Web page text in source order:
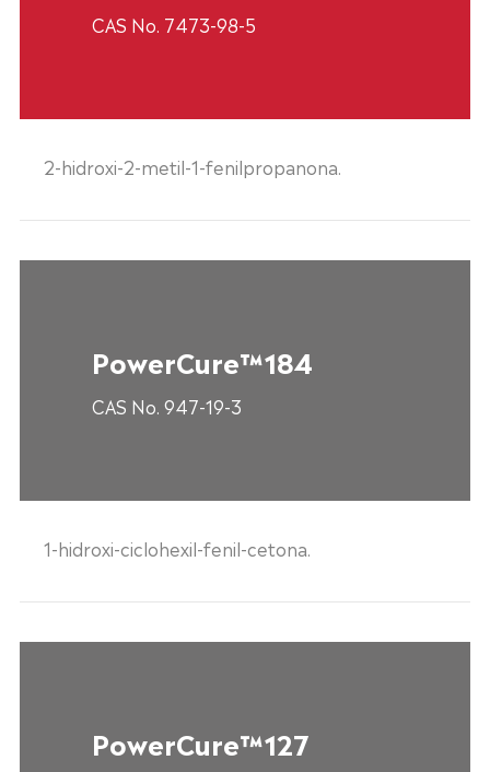
CAS No. 7473-98-5
2-hidroxi-2-metil-1-fenilpropanona.
PowerCure™184
CAS No. 947-19-3
1-hidroxi-ciclohexil-fenil-cetona.
PowerCure™127